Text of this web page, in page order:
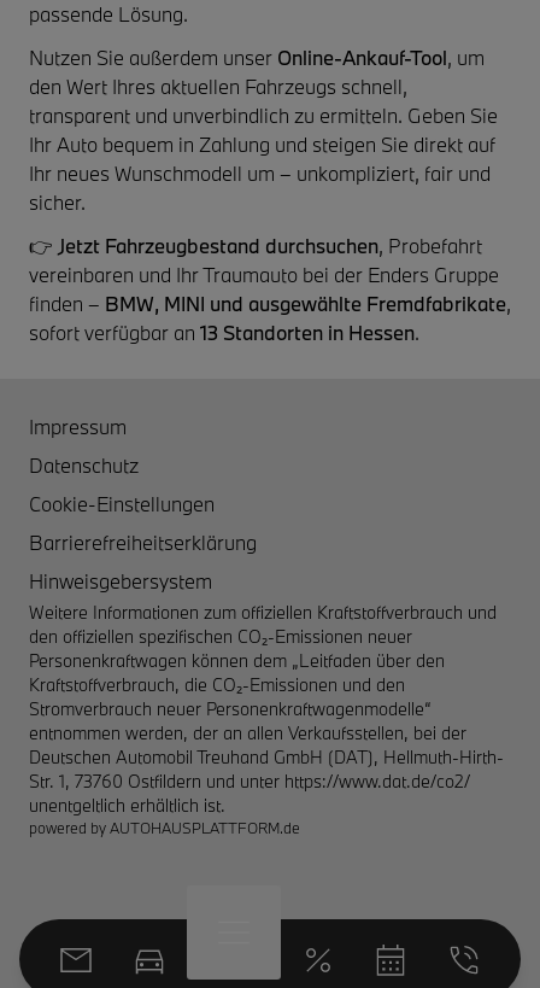
passende Lösung.
Nutzen Sie außerdem unser Online-Ankauf-Tool, um
den Wert Ihres aktuellen Fahrzeugs schnell,
transparent und unverbindlich zu ermitteln. Geben Sie
Ihr Auto bequem in Zahlung und steigen Sie direkt auf
Ihr neues Wunschmodell um – unkompliziert, fair und
sicher.
👉 Jetzt Fahrzeugbestand durchsuchen, Probefahrt
vereinbaren und Ihr Traumauto bei der Enders Gruppe
finden – BMW, MINI und ausgewählte Fremdfabrikate,
sofort verfügbar an 13 Standorten in Hessen.
Impressum
Datenschutz
Cookie-Einstellungen
Barrierefreiheitserklärung
Hinweisgebersystem
Weitere Informationen zum offiziellen Kraftstoffverbrauch und
den offiziellen spezifischen CO₂-Emissionen neuer
Personenkraftwagen können dem „Leitfaden über den
Kraftstoffverbrauch, die CO₂-Emissionen und den
Stromverbrauch neuer Personenkraftwagenmodelle“
entnommen werden, der an allen Verkaufsstellen, bei der
Deutschen Automobil Treuhand GmbH (DAT), Hellmuth-Hirth-
Str. 1, 73760 Ostfildern und unter https://www.dat.de/co2/
unentgeltlich erhältlich ist.
powered byAUTOHAUSPLATTFORM.de